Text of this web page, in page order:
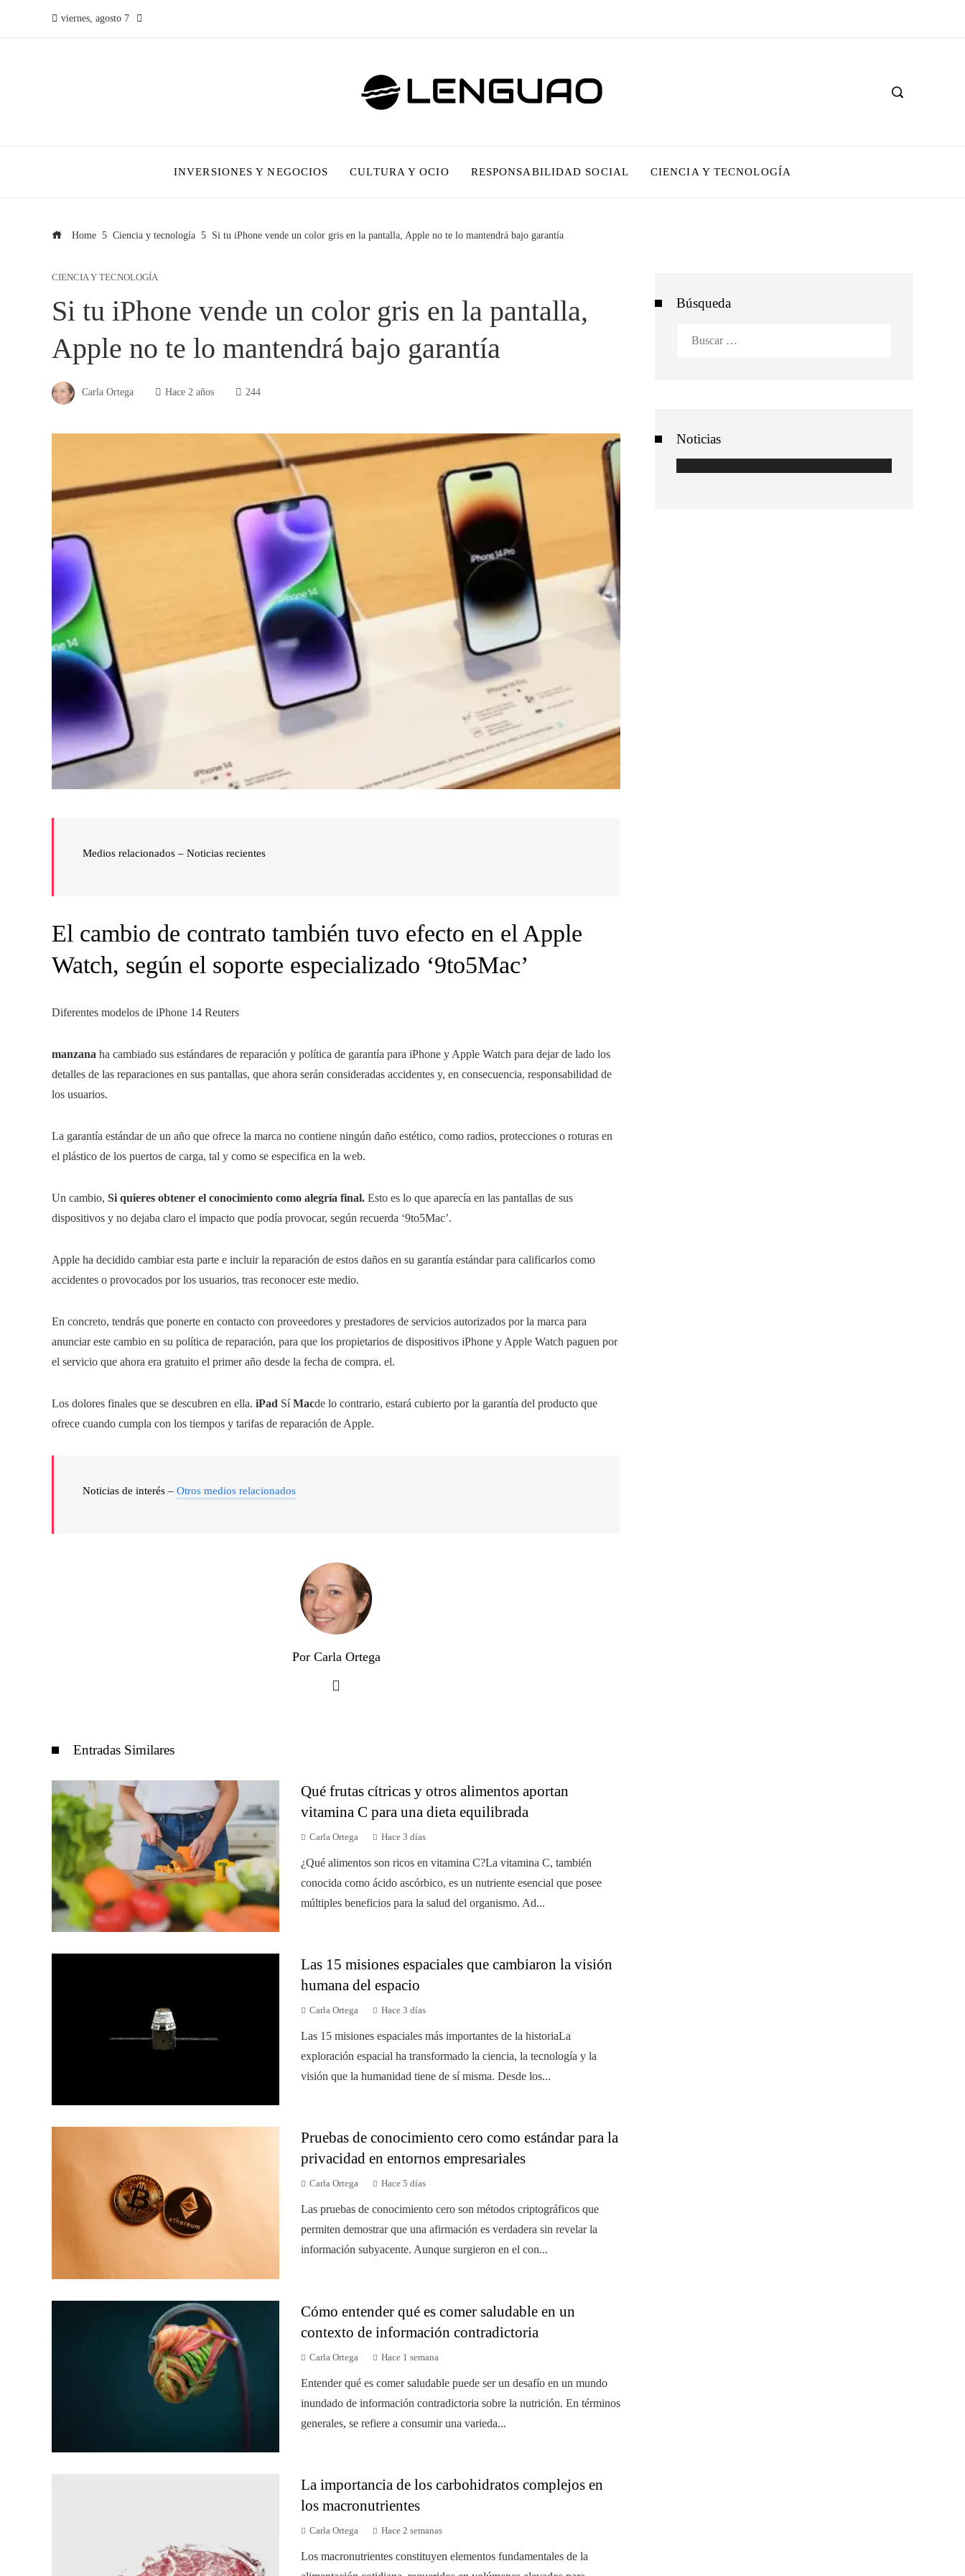
viernes, agosto 7
INVERSIONES Y NEGOCIOS CULTURA Y OCIO RESPONSABILIDAD SOCIAL CIENCIA Y TECNOLOGÍA
Home Ciencia y tecnología Si tu iPhone vende un color gris en la pantalla, Apple no te lo mantendrá bajo garantía
CIENCIA Y TECNOLOGÍA
Si tu iPhone vende un color gris en la pantalla,
Apple no te lo mantendrá bajo garantía
Carla Ortega Hace 2 años 244
Medios relacionados – Noticias recientes
El cambio de contrato también tuvo efecto en el Apple
Watch, según el soporte especializado ‘9to5Mac’
Diferentes modelos de iPhone 14 Reuters
manzana ha cambiado sus estándares de reparación y política de garantía para iPhone y Apple Watch para dejar de lado los
detalles de las reparaciones en sus pantallas, que ahora serán consideradas accidentes y, en consecuencia, responsabilidad de
los usuarios.
La garantía estándar de un año que ofrece la marca no contiene ningún daño estético, como radios, protecciones o roturas en
el plástico de los puertos de carga, tal y como se especifica en la web.
Un cambio, Si quieres obtener el conocimiento como alegría final. Esto es lo que aparecía en las pantallas de sus
dispositivos y no dejaba claro el impacto que podía provocar, según recuerda ‘9to5Mac’.
Apple ha decidido cambiar esta parte e incluir la reparación de estos daños en su garantía estándar para calificarlos como
accidentes o provocados por los usuarios, tras reconocer este medio.
En concreto, tendrás que ponerte en contacto con proveedores y prestadores de servicios autorizados por la marca para
anunciar este cambio en su política de reparación, para que los propietarios de dispositivos iPhone y Apple Watch paguen por
el servicio que ahora era gratuito el primer año desde la fecha de compra. el.
Los dolores finales que se descubren en ella. iPad SíMacde lo contrario, estará cubierto por la garantía del producto que
ofrece cuando cumpla con los tiempos y tarifas de reparación de Apple.
Noticias de interés – Otros medios relacionados
Por Carla Ortega
Entradas Similares
Qué frutas cítricas y otros alimentos aportan
vitamina C para una dieta equilibrada
Carla Ortega Hace 3 días
¿Qué alimentos son ricos en vitamina C?La vitamina C, también
conocida como ácido ascórbico, es un nutriente esencial que posee
múltiples beneficios para la salud del organismo. Ad...
Las 15 misiones espaciales que cambiaron la visión
humana del espacio
Carla Ortega Hace 3 días
Las 15 misiones espaciales más importantes de la historiaLa
exploración espacial ha transformado la ciencia, la tecnología y la
visión que la humanidad tiene de sí misma. Desde los...
Pruebas de conocimiento cero como estándar para la
privacidad en entornos empresariales
Carla Ortega Hace 5 días
Las pruebas de conocimiento cero son métodos criptográficos que
permiten demostrar que una afirmación es verdadera sin revelar la
información subyacente. Aunque surgieron en el con...
Cómo entender qué es comer saludable en un
contexto de información contradictoria
Carla Ortega Hace 1 semana
Entender qué es comer saludable puede ser un desafío en un mundo
inundado de información contradictoria sobre la nutrición. En términos
generales, se refiere a consumir una varieda...
La importancia de los carbohidratos complejos en
los macronutrientes
Carla Ortega Hace 2 semanas
Los macronutrientes constituyen elementos fundamentales de la
Búsqueda
Noticias